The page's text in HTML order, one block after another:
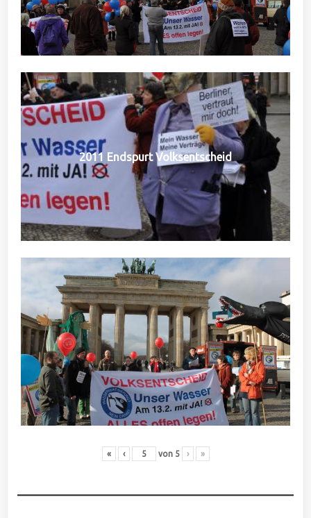
2011 Endspurt Volksentscheid
« ‹ von 5 › »